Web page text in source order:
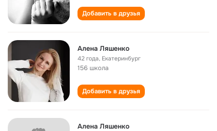
Добавить в друзья
Алена Ляшенко
42 года, Екатеринбург
156 школа
Добавить в друзья
Алена Ляшенко